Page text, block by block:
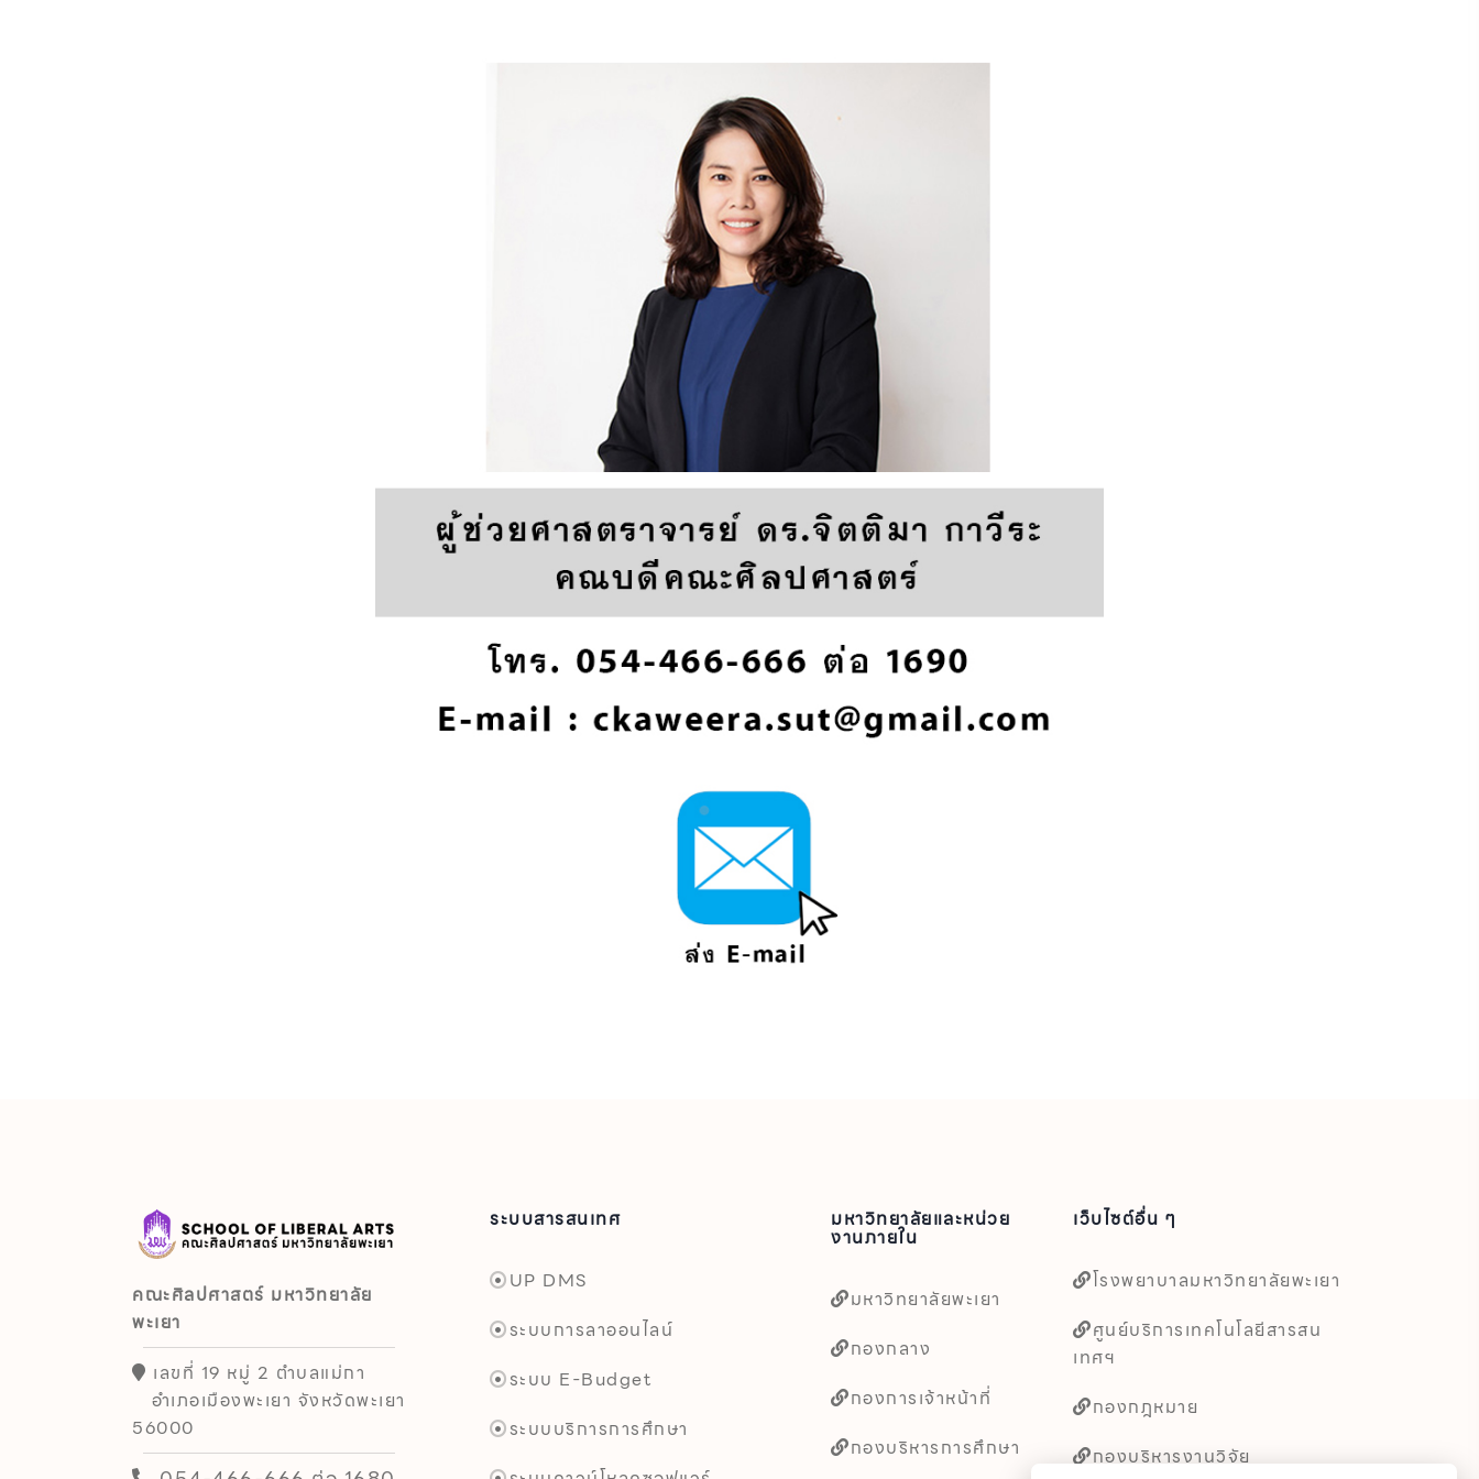
คณะศิลปศาสตร์ มหาวิทยาลัย
พะเยา
เลขที่ 19 หมู่ 2 ตำบลแม่กา
อำเภอเมืองพะเยา จังหวัดพะเยา
56000
ระบบสารสนเทศ
UP DMS
ระบบการลาออนไลน์
ระบบ E-Budget
ระบบบริการการศึกษา
มหาวิทยาลัยและหน่วย
งานภายใน
มหาวิทยาลัยพะเยา
กองกลาง
กองการเจ้าหน้าที่
กองบริหารการศึกษา
เว็บไซต์อื่น ๆ
โรงพยาบาลมหาวิทยาลัยพะเยา
ศูนย์บริการเทคโนโลยีสารสน
เทศฯ
กองกฎหมาย
กองบริหารงานวิจัย